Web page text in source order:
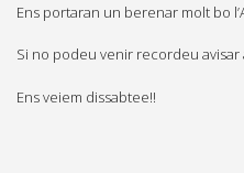
Ens portaran un berenar molt bo
Si no podeu venir recordeu avisar
Ens veiem dissabtee!!